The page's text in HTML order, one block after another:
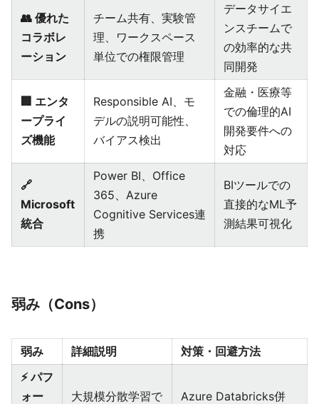
👥 優れた
コラボレ
ーション
チーム共有、実験管
理、ワークスペース
単位での権限管理
データサイエ
ンスチームで
の効率的な共
同開発
🏢 エンタ
ープライ
ズ機能
Responsible AI、モ
デルの説明可能性、
バイアス検出
金融・医療等
での倫理的AI
開発要件への
対応
🔗
Microsoft
統合
Power BI、Office
365、Azure
Cognitive Services連
携
BIツールでの
直接的なML予
測結果可視化
弱み（Cons）
弱み 詳細説明
対策・回避方法
⚡ パフ
ォー
大規模分散学習で
Azure Databricks併